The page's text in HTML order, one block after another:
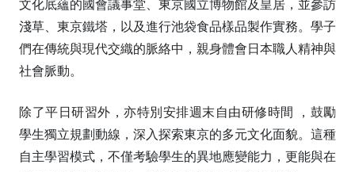
淺草、東京鐵塔，以及進行池袋食品樣品製作實務。學子
們在傳統與現代交織的脈絡中，親身體會日本職人精神與
社會脈動。
除了平日研習外，亦特別安排週末自由研修時間 ，鼓勵
學生獨立規劃動線，深入探索東京的多元文化面貌。這種
自主學習模式，不僅考驗學生的異地應變能力，更能與在